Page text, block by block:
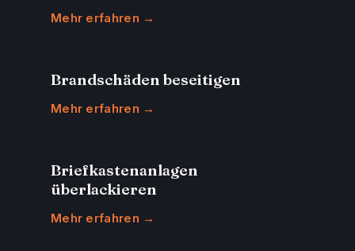
Mehr erfahren →
Brandschäden beseitigen
Mehr erfahren →
Briefkastenanlagen
überlackieren
Mehr erfahren →